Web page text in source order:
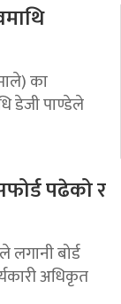
का
डेजी पाण्डेले
पढेको र
बोर्ड
अधिकृत